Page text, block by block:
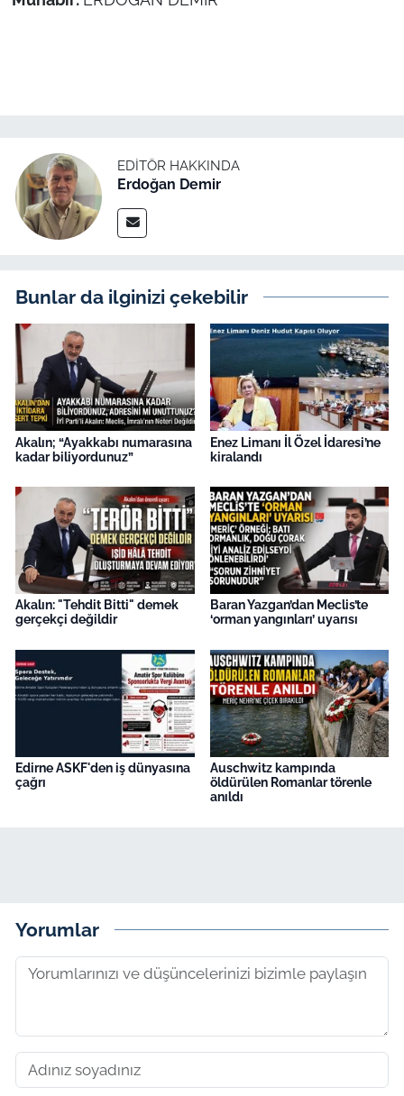
EDITÖR HAKKINDA
Erdoğan Demir
Bunlar da ilginizi çekebilir
Akalın; “Ayakkabı numarasına
kadar biliyordunuz”
Enez Limanı İl Özel İdaresi’ne
kiralandı
Akalın: "Tehdit Bitti" demek
gerçekçi değildir
Baran Yazgan’dan Meclis’te
‘orman yangınları’ uyarısı
Edirne ASKF'den iş dünyasına
çağrı
Auschwitz kampında
öldürülen Romanlar törenle
anıldı
Yorumlar